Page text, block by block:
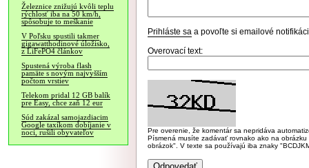
Železnice znižujú kvôli teplu
rýchlosť iba na 50 km/h,
spôsobuje to meškanie
V Poľsku spustili takmer
gigawatthodinové úložisko,
z LiFePO4 článkov
Spustená výroba flash
pamäte s novým najvyšším
počtom vrstiev
Telekom pridal 12 GB balík
pre Easy, chce zaň 12 eur
Súd zakázal samojazdiacim
Google taxíkom dobíjanie v
noci, rušili obyvateľov
Prihláste sa a povoľte si emailové
Overovací text:
Pre overenie, že komentár sa nepridáva
Písmená musíte zadávať rovnako ako na
obrázok". V texte sa používajú iba znaky